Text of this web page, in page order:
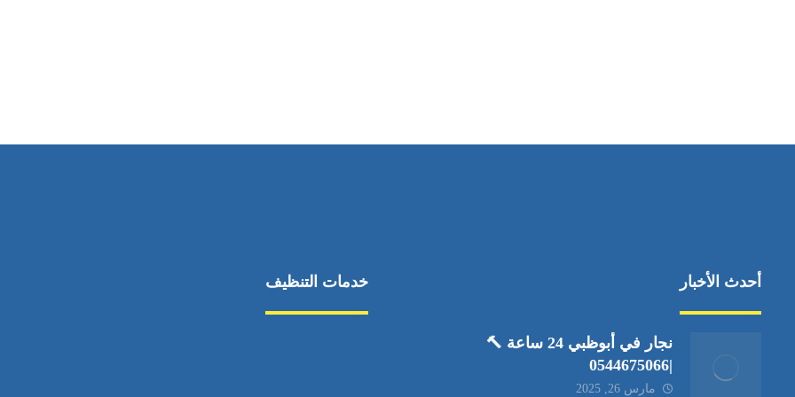
أحدث الأخبار
نجار في أبوظبي 24 ساعة 🔨
|0544675066
مارس 26, 2025
خدمات التنظيف